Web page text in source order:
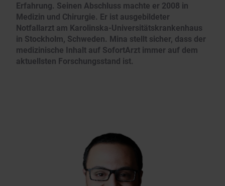
Erfahrung. Seinen Abschluss machte er 2008 in
Medizin und Chirurgie. Er ist ausgebildeter
Notfallarzt am Karolinska-Universitätskrankenhaus
in Stockholm, Schweden. Mina stellt sicher, dass der
medizinische Inhalt auf SofortArzt immer auf dem
aktuellsten Forschungsstand ist.